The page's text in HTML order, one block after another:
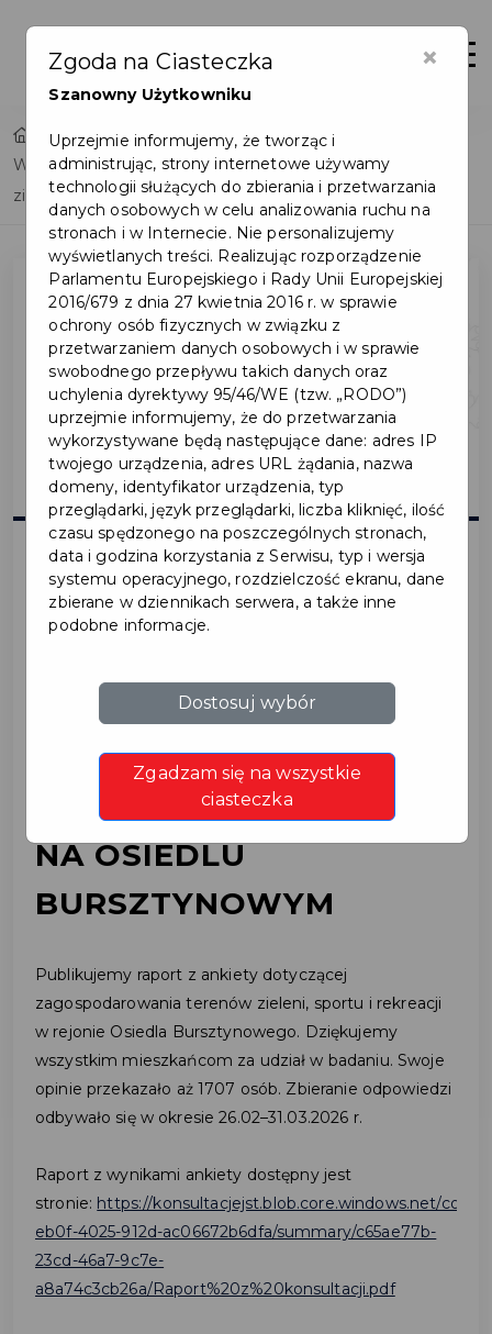
Home
Lista aktualności
Wyniki ankiety dotyczącej zagospodarowania terenów
zielonych na Osiedlu Bursztynowym
2026-04-23
DOTYCZĄCEJ
ZAGOSPODAROWANIA
TERENÓW ZIELONYCH
NA OSIEDLU
BURSZTYNOWYM
Publikujemy raport z ankiety dotyczącej
zagospodarowania terenów zieleni, sportu i rekreacji
w rejonie Osiedla Bursztynowego. Dziękujemy
wszystkim mieszkańcom za udział w badaniu. Swoje
opinie przekazało aż 1707 osób. Zbieranie odpowiedzi
odbywało się w okresie 26.02–31.03.2026 r.
Raport z wynikami ankiety dostępny jest
stronie: https://konsultacjejst.blob.core.windows.net/
eb0f-4025-912d-ac06672b6dfa/summary/c65ae77b-
23cd-46a7-9c7e-
a8a74c3cb26a/Raport%20z%20konsultacji.pdf
×
Zgoda na Ciasteczka
Szanowny Użytkowniku
Uprzejmie informujemy, że tworząc i
administrując, strony internetowe używamy
technologii służących do zbierania i przetwarzania
danych osobowych w celu analizowania ruchu na
stronach i w Internecie. Nie personalizujemy
wyświetlanych treści. Realizując rozporządzenie
Parlamentu Europejskiego i Rady Unii Europejskiej
2016/679 z dnia 27 kwietnia 2016 r. w sprawie
ochrony osób fizycznych w związku z
przetwarzaniem danych osobowych i w sprawie
swobodnego przepływu takich danych oraz
uchylenia dyrektywy 95/46/WE (tzw. „RODO”)
uprzejmie informujemy, że do przetwarzania
wykorzystywane będą następujące dane: adres IP
twojego urządzenia, adres URL żądania, nazwa
domeny, identyfikator urządzenia, typ
przeglądarki, język przeglądarki, liczba kliknięć, ilość
czasu spędzonego na poszczególnych stronach,
data i godzina korzystania z Serwisu, typ i wersja
systemu operacyjnego, rozdzielczość ekranu, dane
zbierane w dziennikach serwera, a także inne
podobne informacje.
Dostosuj wybór
Zgadzam się na wszystkie
ciasteczka